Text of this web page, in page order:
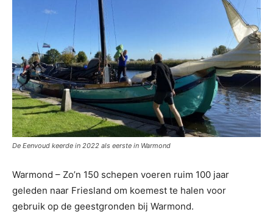
De Eenvoud keerde in 2022 als eerste in Warmond
Warmond – Zo’n 150 schepen voeren ruim 100 jaar
geleden naar Friesland om koemest te halen voor
gebruik op de geestgronden bij Warmond.